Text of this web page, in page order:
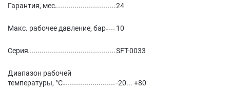
Гарантия, мес 24
Макс. рабочее давление, бар 10
Серия SFT-0033
Диапазон рабочей
температуры, °С
-20... +80